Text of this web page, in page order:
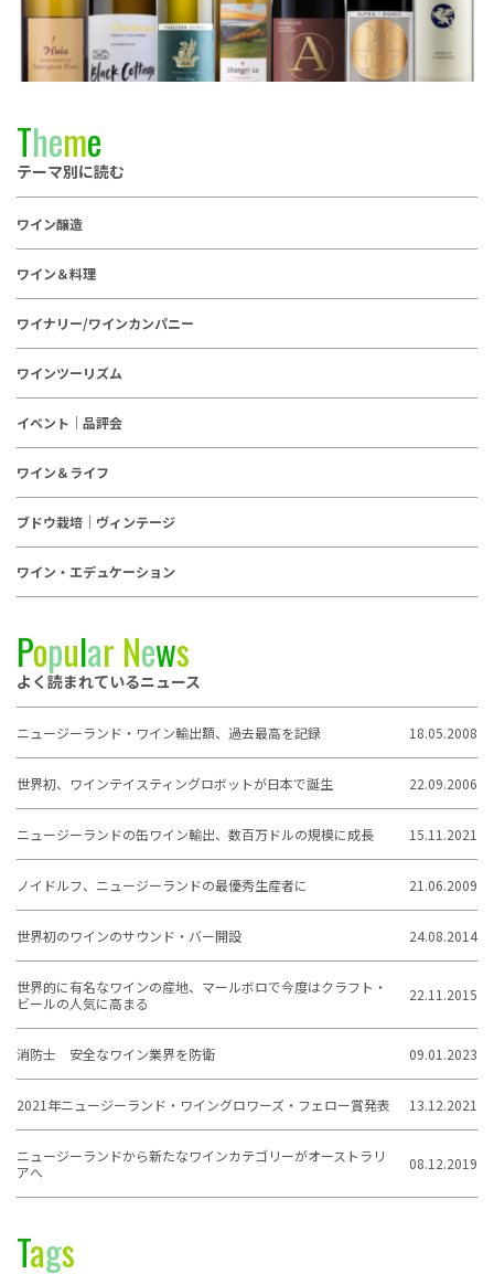
Theme
テーマ別に読む
ワイン醸造
ワイン＆料理
ワイナリー/ワインカンパニー
ワインツーリズム
イベント｜品評会
ワイン＆ライフ
ブドウ栽培｜ヴィンテージ
ワイン・エデュケーション
Popular News
よく読まれているニュース
ニュージーランド・ワイン輸出額、過去最高を記録 18.05.2008
世界初、ワインテイスティングロボットが日本で誕生 22.09.2006
ニュージーランドの缶ワイン輸出、数百万ドルの規模に成長 15.11.2021
ノイドルフ、ニュージーランドの最優秀生産者に 21.06.2009
世界初のワインのサウンド・バー開設 24.08.2014
世界的に有名なワインの産地、マールボロで今度はクラフト・
ビールの人気に高まる
22.11.2015
消防士 安全なワイン業界を防衛 09.01.2023
2021年ニュージーランド・ワイングロワーズ・フェロー賞発表 13.12.2021
ニュージーランドから新たなワインカテゴリーがオーストラリ
アへ
08.12.2019
Tags